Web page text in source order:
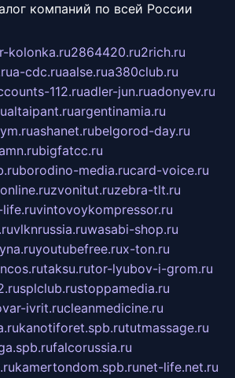
компаний по всей России
kolonka.ru2864420.ru2rich.ru
a-cdc.ruaalse.rua380club.ru
112.ruadler-jun.ruadonyev.ru
altaipant.ruargentinamia.ru
ashanet.rubelgorod-day.ru
bigfatcc.ru
borodino-media.rucard-voice.ru
zvonitut.ruzebra-tlt.ru
vintovoykompressor.ru
vlknrussia.ruwasabi-shop.ru
youtubefree.rux-ton.ru
taksu.rutor-lyubov-i-grom.ru
splclub.rustoppamedia.ru
ivrit.rucleanmedicine.ru
kanotiforet.spb.rututmassage.ru
falcorussia.ru
kamertondom.spb.runet-life.net.ru